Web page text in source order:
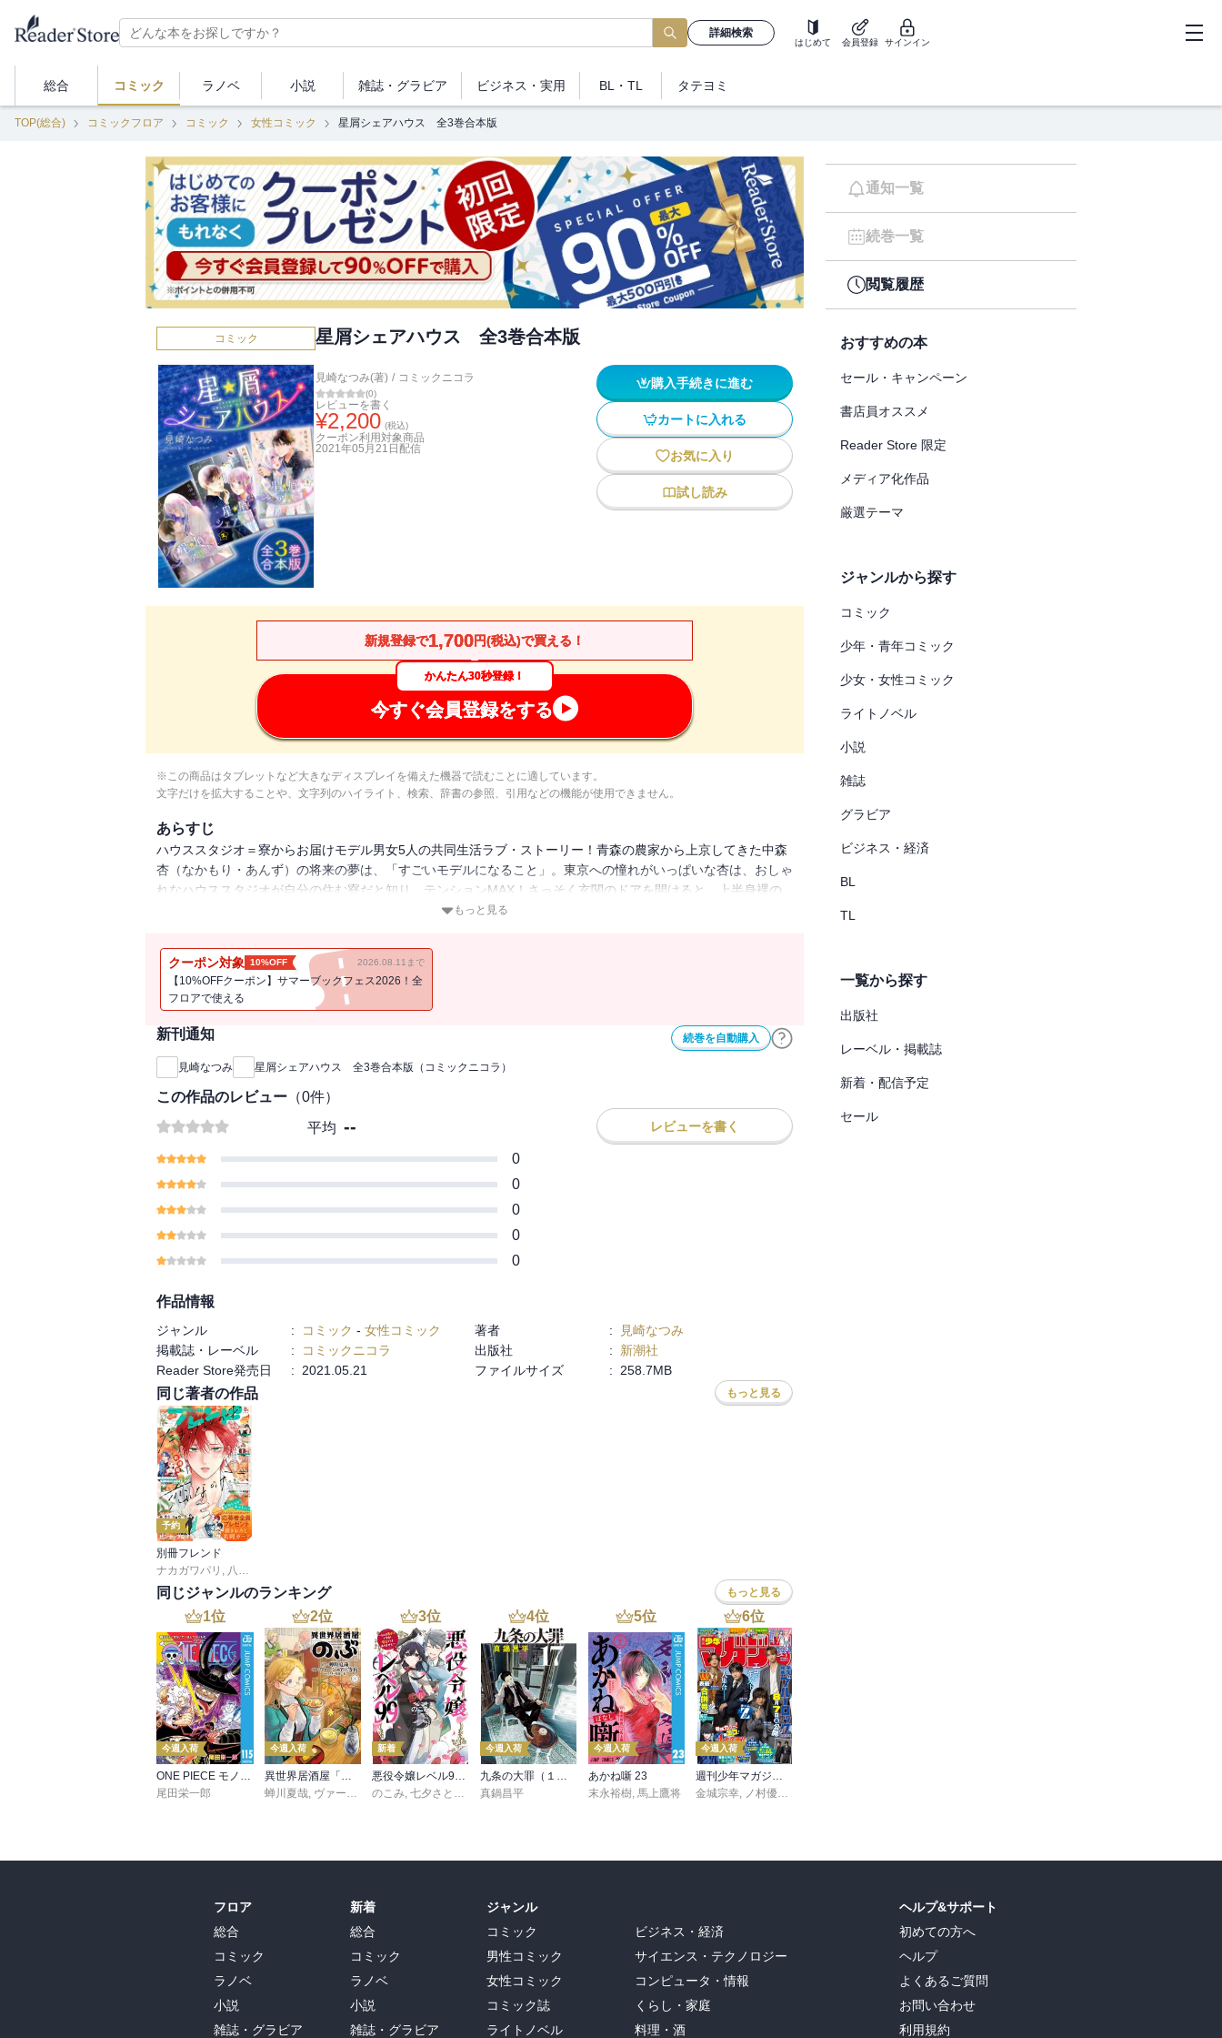
詳細検索
はじめて 会員登録 サインイン
総合 コミック ラノベ 小説 雑誌・ グラビア ビジネス ・実用 BL・TL タテヨミ
TOP(総合) コミックフロア コミック 女性コミック 星屑シェアハウス 全3巻合本版
コミック 星屑シェアハウス 全3巻合本版
見崎なつみ(著) / コミックニコラ
(0)
レビューを書く
¥2,200 (税込)
クーポン利用対象商品
2021年05月21日 配信
購入手続きに進む
カートに入れる
お気に入り
試し読み
新規登録で1,700円(税込)で買える！
かんたん30秒登録！
今すぐ会員登録をする
※この商品はタブレットなど大きなディスプレイを備えた機器で読むことに適しています。
文字だけを拡大することや、文字列のハイライト、検索、辞書の参照、引用などの機能が使用できません。
あらすじ
ハウススタジオ＝寮からお届けモデル男女5人の共同生活ラブ・ストーリー！青森の農家から上京してきた中森
杏（なかもり・あんず）の将来の夢は、「すごいモデルになること」。東京への憧れがいっぱいな杏は、おしゃ
れなハウススタジオが自分の住む寮だと知り、テンションMAX！さっそく玄関のドアを開けると、上半身裸の
男が立っていて――！！！！！しかも、ずんずん目の前に迫ってきて、赤面＆目をつぶっていると、「戸締り、
男子と一緒の生活なんてありえないっ――！！！！！そう思っていたら、初めての雑誌撮影の現場で、陸のプロ
フェッショナルな姿に感動してしまう杏。「空気が全然違う、すごい存在感」…同じモデルの道を進む人とし
て、陸を尊敬する。杏が寮に帰ると、ぶっきらぼうな陸がやってきて、自分の部屋に誘う、超展開に！会って少
ししかたってないのに、男の子の部屋なんて入れるわけないよ～～～～～！身構える杏に、陸が見せてくれたの
は、天井と壁一面に広がる綺麗なプラネタリウムの星たち。同級生だけどモデルの先輩として、陸は杏を気づか
って「自分の良さを生かす」ようにアドバイスしてくれる。一緒に寝ころんで、星屑を眺めていると、自然と手
が重なり、ドキドキが止まらなくなってきて……！！！！！！！！！！！！！！！！！！そこへドタバタと入っ
てきたのは、他のモデルたち3人！若葉（わかば）、樹（いつき）、草太（そうた）。実は他にも住人がいたこ
とを知らされて、杏の気持ちは、流れ星のようにシュルシュルと飛び回る！誰とくっつくかわからない、誰もが
羨む恋愛リアリティショー、開幕！ 全３巻合本版。
もっと見る
クーポン対象 10%OFF 2026.08.11まで
【10%OFFクーポン】サマーブックフェス2026！全
フロアで使える
続巻を自動購入
新刊通知
見崎なつみ 星屑シェアハウス 全3巻合本版（コミックニコラ）
この作品のレビュー （0件）
平均 -- レビューを書く
0
0
0
0
0
作品情報
ジャンル : コミック - 女性コミック 著者 :
見崎なつみ
掲載誌・レーベル
: コミックニコラ 出版社 :
新潮社
Reader Store発売日
: 2021.05.21 ファイルサイズ : 258.7MB
同じ著者の作品 もっと見る
予約
別冊フレンド
ナカガワパリ , 八田あかり
同じジャンルのランキング もっと見る
1位
今週入荷
尾田栄一郎
2位
今週入荷
蝉川夏哉, ヴァージニア二等兵 ,転
3位
新着
のこみ ,七夕さとり Tea
4位
今週入荷
真鍋昌平
5位
今週入荷
あかね噺 23
末永裕樹, 馬上鷹将
6位
今週入荷
金城宗幸
ノ村優介
通知一覧
続巻一覧
閲覧履歴
おすすめの本
セール・キャンペーン
書店員オススメ
Reader Store 限定
メディア化作品
厳選テーマ
ジャンルから探す
コミック
少年・青年コミック
少女・女性コミック
ライトノベル
小説
雑誌
グラビア
ビジネス・経済
BL
TL
一覧から探す
出版社
レーベル・掲載誌
新着・配信予定
セール
フロア
総合
コミック
ラノベ
小説
雑誌・グラビア
新着
総合
コミック
ラノベ
小説
雑誌・グラビア
ジャンル
コミック
男性コミック
女性コミック
コミック誌
ライトノベル
ビジネス・経済
サイエンス・テクノロジー
コンピュータ・情報
くらし・家庭
料理・酒
ヘルプ&サポート
初めての方へ
ヘルプ
よくあるご質問
お問い合わせ
利用規約